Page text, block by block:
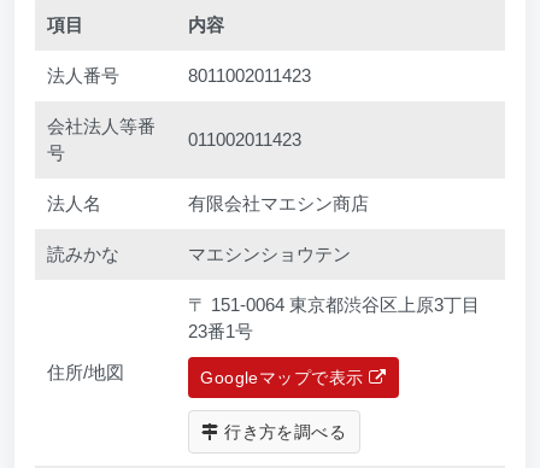
項目 内容
法人番号 8011002011423
会社法人等番
号
011002011423
法人名 有限会社マエシン商店
読みかな マエシンショウテン
住所/地図
〒 151-0064 東京都渋谷区上原3丁目
23番1号
Googleマップで表示
行き方を調べる